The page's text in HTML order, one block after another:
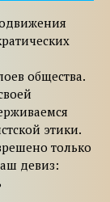
общества.
этики.
только
девиз: